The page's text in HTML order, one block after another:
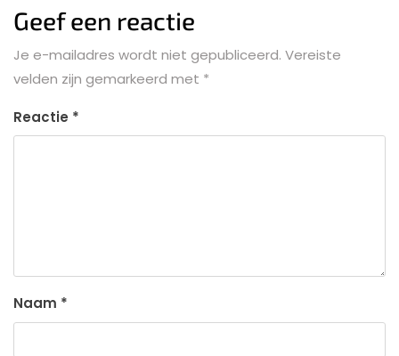
Geef een reactie
Je e-mailadres wordt niet gepubliceerd. Vereiste
velden zijn gemarkeerd met *
Reactie *
Naam *